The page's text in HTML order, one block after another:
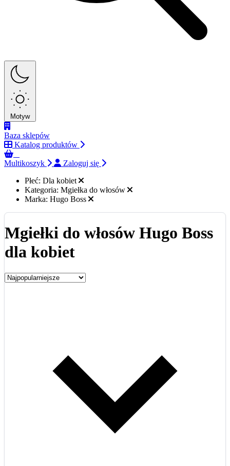
Motyw
Baza sklepów
Katalog produktów
Multikoszyk
Zaloguj się
Płeć: Dla kobiet
Kategoria: Mgiełka do włosów
Marka: Hugo Boss
Mgiełki do włosów Hugo Boss
dla kobiet